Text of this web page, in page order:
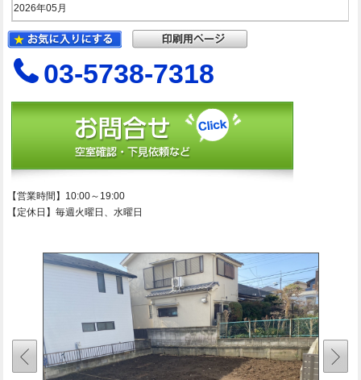
2026年05月
03-5738-7318
【営業時間】10:00～19:00
【定休日】毎週火曜日、水曜日